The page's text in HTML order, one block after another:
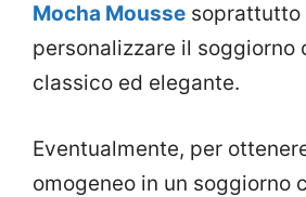
Mocha Mousse soprattutto
personalizzare il soggiorno
classico ed elegante.
Eventualmente, per
omogeneo in un soggiorno